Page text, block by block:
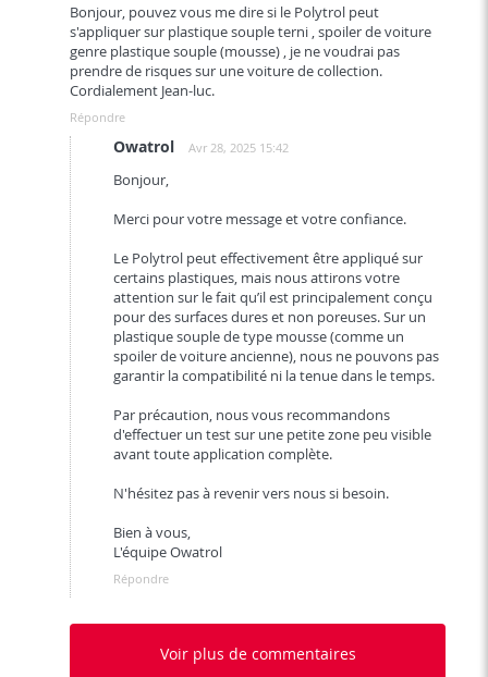
Bonjour, pouvez vous me dire si le Polytrol peut
s'appliquer sur plastique souple terni , spoiler de voiture
genre plastique souple (mousse) , je ne voudrai pas
prendre de risques sur une voiture de collection.
Cordialement Jean-luc.
Répondre
Owatrol Avr 28, 2025 15:42
Bonjour,
Merci pour votre message et votre confiance.
Le Polytrol peut effectivement être appliqué sur
certains plastiques, mais nous attirons votre
attention sur le fait qu’il est principalement conçu
pour des surfaces dures et non poreuses. Sur un
plastique souple de type mousse (comme un
spoiler de voiture ancienne), nous ne pouvons pas
garantir la compatibilité ni la tenue dans le temps.
Par précaution, nous vous recommandons
d'effectuer un test sur une petite zone peu visible
avant toute application complète.
N'hésitez pas à revenir vers nous si besoin.
Bien à vous,
L'équipe Owatrol
Répondre
Voir plus de commentaires